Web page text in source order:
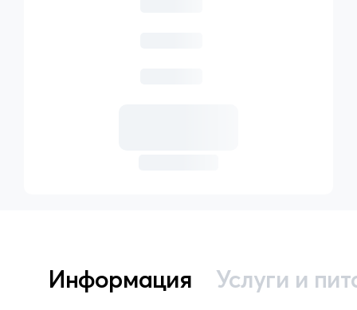
Информация Услуги и